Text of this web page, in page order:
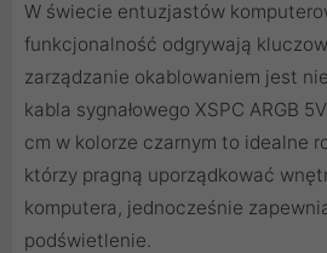
W świecie entuzjastów
funkcjonalność odgrywają
zarządzanie okablowaniem jest
kabla sygnałowego XSPC ARGB
cm w kolorze czarnym to idealne
którzy pragną uporządkować
komputera, jednocześnie
podświetlenie.